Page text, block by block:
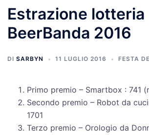
Estrazione lotteria
BeerBanda 2016
DI SARBYN 11 LUGLIO 2016 FESTA
Primo premio – Smartbox : 741
Secondo premio – Robot da
1701
Terzo premio – Orologio da